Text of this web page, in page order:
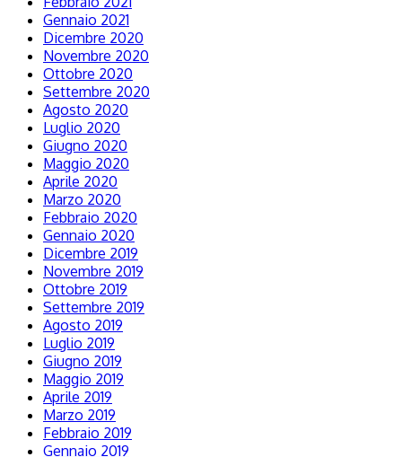
Gennaio 2021
Dicembre 2020
Novembre 2020
Ottobre 2020
Settembre 2020
Agosto 2020
Luglio 2020
Giugno 2020
Maggio 2020
Aprile 2020
Marzo 2020
Febbraio 2020
Gennaio 2020
Dicembre 2019
Novembre 2019
Ottobre 2019
Settembre 2019
Agosto 2019
Luglio 2019
Giugno 2019
Maggio 2019
Aprile 2019
Marzo 2019
Febbraio 2019
Gennaio 2019